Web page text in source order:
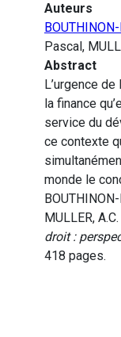
Auteurs
Pascal,
Abstract
L’urgence
la finance
service du
ce contexte
monde le
MULLER,
droit :
418 pages.